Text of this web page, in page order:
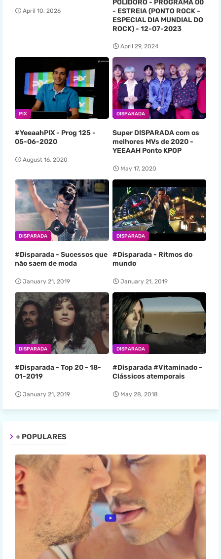
April 10, 2026
POLIDORO - PROGRAMA 00
- ESTREIA (PONTO ROCK -
ESPECIAL DIA MUNDIAL DO
ROCK) - 12-07-2023
April 29, 2024
PIX
#YeeaahPIX - Prog 125 -
05-06-2020
August 16, 2020
DISPARADA
Super DISPARADA com os
melhores MVs de 2020 -
YEEAAH Ponto KPOP
May 17, 2020
DISPARADA
#Disparada - Sucessos que
não saem de moda
January 21, 2019
DISPARADA
#Disparada - Ritmos do
mundo
January 21, 2019
DISPARADA
#Disparada - Top 20 - 18-
01-2019
January 21, 2019
DISPARADA
#Disparada #Vitaminado -
Clássicos atemporais
May 28, 2018
+ POPULARES